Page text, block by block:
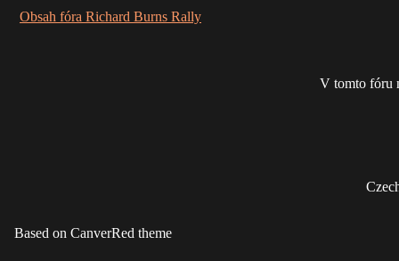
Obsah fóra Richard Burns Rally
V tomto fóru
Based on CanverRed theme